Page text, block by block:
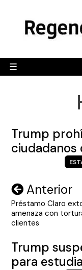
content
☰
Trump
ciudadanos
Navegación
de
entradas
Anterior
Préstamo Claro
amenaza con
clientes
Trump
para